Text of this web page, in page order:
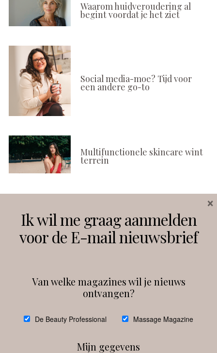
Waarom huidveroudering al
begint voordat je het ziet
Social media-moe? Tijd voor
een andere go-to
Multifunctionele skincare wint
terrein
Instagram Facebook
debeautyprofessional
Ik wil me graag aanmelden
voor de E-mail nieuwsbrief
Van welke magazines wil je nieuws
ontvangen?
De Beauty Professional Massage Magazine
Mijn gegevens
×